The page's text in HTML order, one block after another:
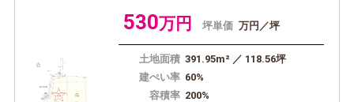
530万円 坪単価 万円／坪
土地面積 391.95m² ／ 118.56坪
建ぺい率 60%
容積率 200%